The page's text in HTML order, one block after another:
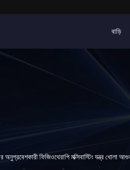
বাড়ি
অনুপ্রবেশকারী ফিজিওথেরাপি মক্সিবাস্টিং যন্ত্র খোলা